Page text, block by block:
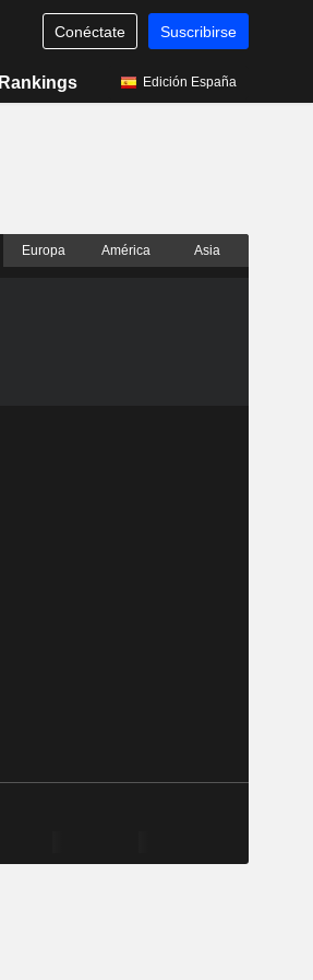
Conéctate Suscribirse
Rankings Edición España
Europa América Asia